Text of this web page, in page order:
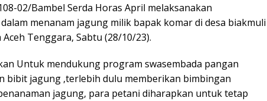
02/Bambel Serda Horas April melaksanakan
menanam jagung milik bapak komar di desa biakmuli
Tenggara, Sabtu (28/10/23).
Untuk mendukung program swasembada pangan
bibit jagung ,terlebih dulu memberikan bimbingan
jagung, para petani diharapkan untuk tetap